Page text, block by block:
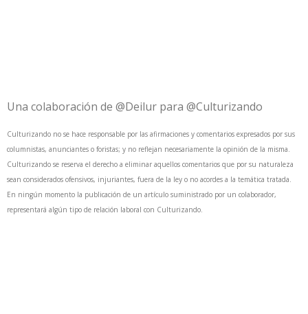
Una colaboración de @Deilur para @Culturizando
Culturizando no se hace responsable por las afirmaciones y comentarios expresados por sus
columnistas, anunciantes o foristas; y no reflejan necesariamente la opinión de la misma.
Culturizando se reserva el derecho a eliminar aquellos comentarios que por su naturaleza
sean considerados ofensivos, injuriantes, fuera de la ley o no acordes a la temática tratada.
En ningún momento la publicación de un artículo suministrado por un colaborador,
representará algún tipo de relación laboral con Culturizando.